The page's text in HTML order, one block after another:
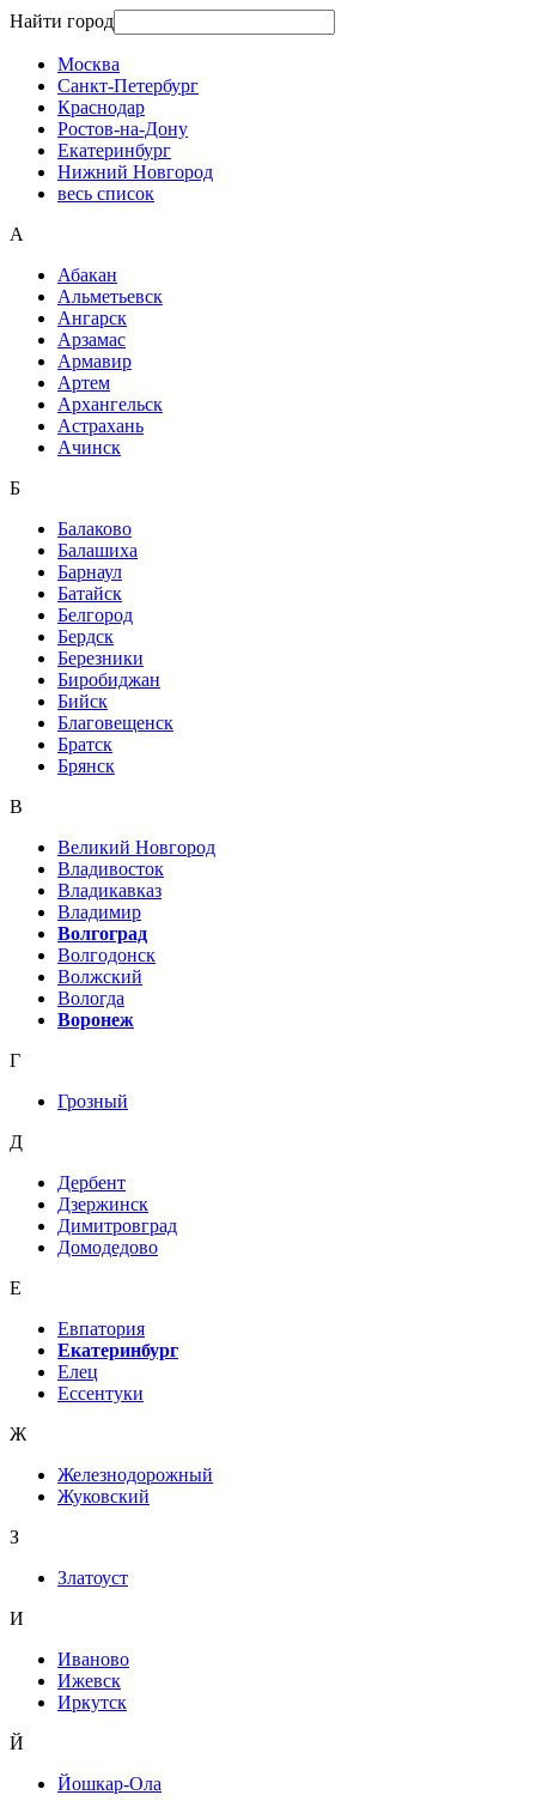
Найти город
Москва
Санкт-Петербург
Краснодар
Ростов-на-Дону
Екатеринбург
Нижний Новгород
весь список
А
Абакан
Альметьевск
Ангарск
Арзамас
Армавир
Артем
Архангельск
Астрахань
Ачинск
Б
Балаково
Балашиха
Барнаул
Батайск
Белгород
Бердск
Березники
Биробиджан
Бийск
Благовещенск
Братск
Брянск
В
Великий Новгород
Владивосток
Владикавказ
Владимир
Волгоград
Волгодонск
Волжский
Вологда
Воронеж
Г
Грозный
Д
Дербент
Дзержинск
Димитровград
Домодедово
Е
Евпатория
Екатеринбург
Елец
Ессентуки
Ж
Железнодорожный
Жуковский
З
Златоуст
И
Иваново
Ижевск
Иркутск
Й
Йошкар-Ола